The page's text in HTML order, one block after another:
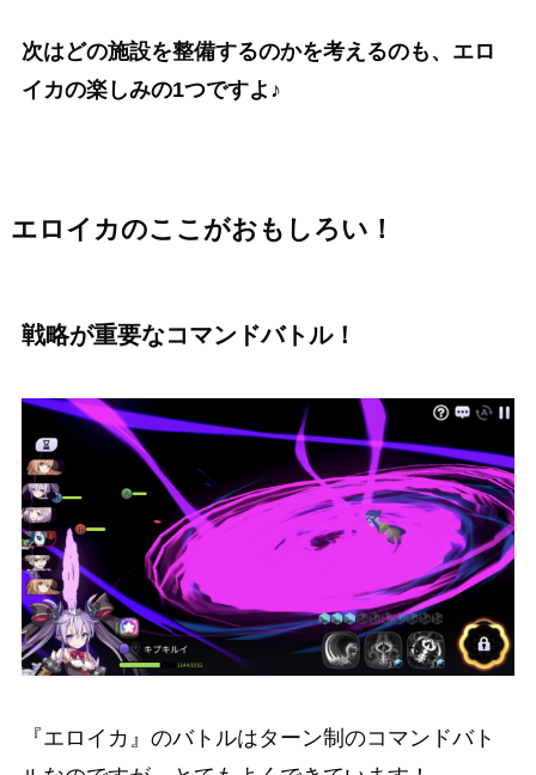
次はどの施設を整備するのかを考えるのも、エロ
イカの楽しみの1つですよ♪
エロイカのここがおもしろい！
戦略が重要なコマンドバトル！
『エロイカ』のバトルはターン制のコマンドバト